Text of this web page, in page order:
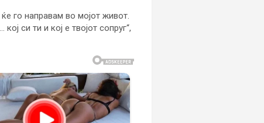
го направам во мојот живот.
си ти и кој е твојот сопруг“,